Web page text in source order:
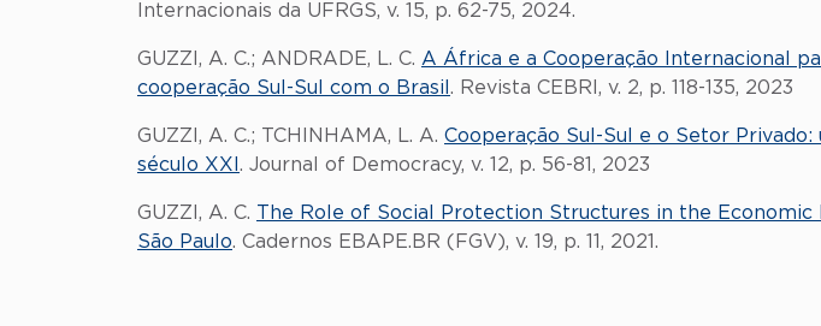
Internacionais da UFRGS, v. 15, p. 62-75, 2024.
GUZZI, A. C.; ANDRADE, L. C. A África e a Cooperação Internacional
cooperação Sul-Sul com o Brasil . Revista CEBRI, v. 2, p. 118-135, 2023
GUZZI, A. C.; TCHINHAMA, L. A. Cooperação Sul-Sul e o Setor
século XXI . Journal of Democracy, v. 12, p. 56-81, 2023
GUZZI, A. C. The Role of Social Protection Structures in the
São Paulo. Cadernos EBAPE.BR (FGV), v. 19, p. 11, 2021.